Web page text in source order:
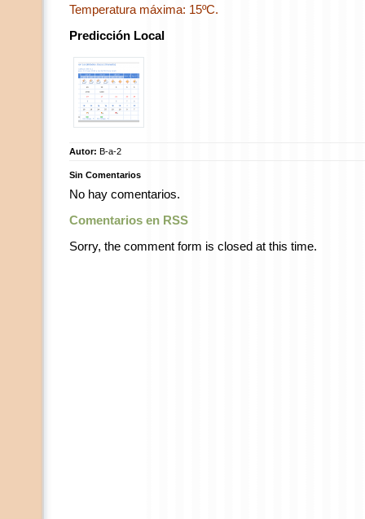
Temperatura máxima: 15ºC.
Predicción Local
Autor: B-a-2
Sin Comentarios
No hay comentarios.
Comentarios en RSS
Sorry, the comment form is closed at this time.